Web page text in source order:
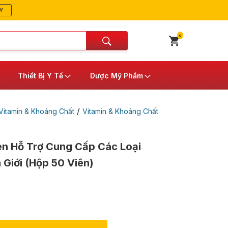
0
Thiết Bị Y Tế Dược Mỹ Phẩm
& Khoáng Chất/ Vitamin & Khoáng Chất
Hỗ Trợ Cung Cấp Các Loại
(Hộp 50 Viên)